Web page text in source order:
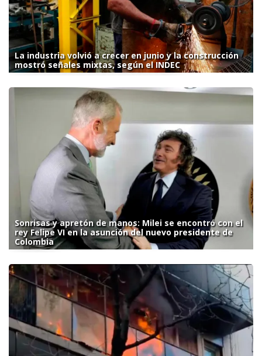
La industria volvió a crecer en junio y la construcción
mostró señales mixtas, según el INDEC
Sonrisas y apretón de manos: Milei se encontró con el
rey Felipe VI en la asunción del nuevo presidente de
Colombia